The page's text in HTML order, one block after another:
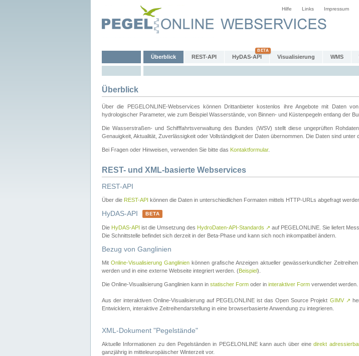
Hilfe Links Impressum
Überblick REST-API HyDAS-API Visualisierung WMS
Überblick
Über die PEGELONLINE-Webservices können Drittanbieter kostenlos ihre Angebote mit Daten
hydrologischer Parameter, wie zum Beispiel Wasserstände, von Binnen- und Küstenpegeln entlang der
Die Wasserstraßen- und Schifffahrtsverwaltung des Bundes (WSV) stellt diese ungeprüften
Genauigkeit, Aktualität, Zuverlässigkeit oder Vollständigkeit der Daten übernommen. Die Daten sind unter
Bei Fragen oder Hinweisen, verwenden Sie bitte das Kontaktformular.
REST- und XML-basierte Webservices
REST-API
Über die REST-API können die Daten in unterschiedlichen Formaten mittels HTTP-URLs abgefragt
HyDAS-API BETA
Die HyDAS-API ist die Umsetzung des HydroDaten-API-Standards ↗ auf PEGELONLINE. Sie liefert
Die Schnittstelle befindet sich derzeit in der Beta-Phase und kann sich noch inkompatibel ändern.
Bezug von Ganglinien
MitOnline-Visualisierung Ganglinien können grafische Anzeigen aktueller gewässerkundlicher
werden und in eine externe Webseite integriert werden. (Beispiel).
Die Online-Visualisierung Ganglinien kann in statischer Form oder in interaktiver Form verwendet werden.
Aus der interaktiven Online-Visualisierung auf PEGELONLINE ist das Open Source Projekt GIMV ↗
Entwicklern, interaktive Zeitreihendarstellung in eine browserbasierte Anwendung zu integrieren.
XML-Dokument "Pegelstände"
Aktuelle Informationen zu den Pegelständen in PEGELONLINE kann auch über einedirekt
ganzjährig in mitteleuropäischer Winterzeit vor.